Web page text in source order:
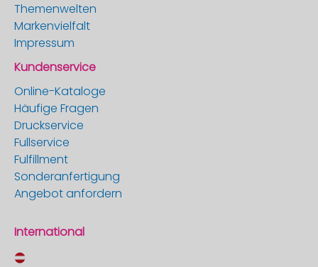
Themenwelten
Markenvielfalt
Impressum
Kundenservice
Online-Kataloge
Häufige Fragen
Druckservice
Fullservice
Fulfillment
Sonderanfertigung
Angebot anfordern
International